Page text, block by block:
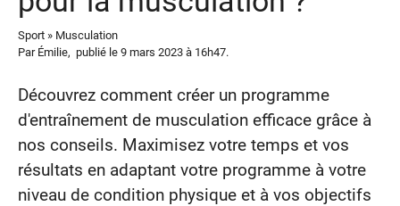
Sport » Musculation
Par Émilie, publié le 9 mars 2023 à 16h47.
Découvrez comment créer un programme
d'entraînement de musculation efficace grâce à
nos conseils. Maximisez votre temps et vos
résultats en adaptant votre programme à votre
niveau de condition physique et à vos objectifs